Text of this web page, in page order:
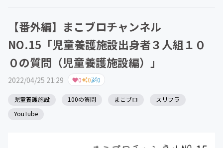
【番外編】まこブロチャンネル
NO.15「児童養護施設出身者３人組１０
０の質問（児童養護施設編）」
2022/04/25 21:29 0 0 0
児童養護施設 100の質問 まこブロ
スリフラ
YouTube